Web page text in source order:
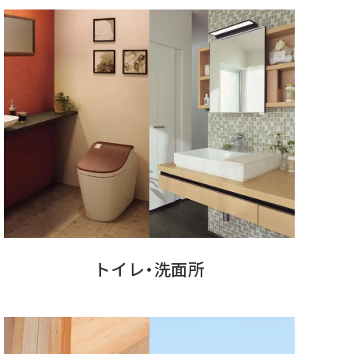
トイレ・洗面所